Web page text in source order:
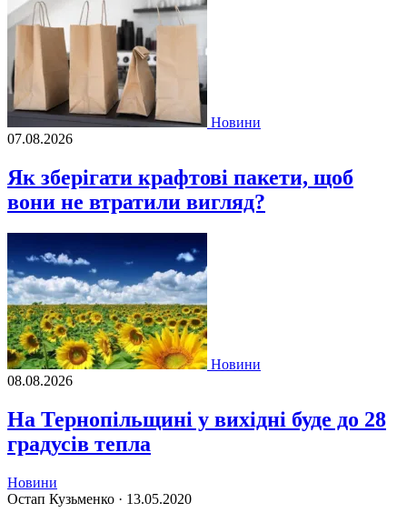
Новини
07.08.2026
Як зберігати крафтові пакети, щоб
вони не втратили вигляд?
Новини
08.08.2026
На Тернопільщині у вихідні буде до 28
градусів тепла
Новини
Остап Кузьменко · 13.05.2020